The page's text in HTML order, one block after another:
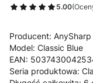
5.00
Producent: AnySharp
Model: Classic Blue
EAN:
Seria produktowa: